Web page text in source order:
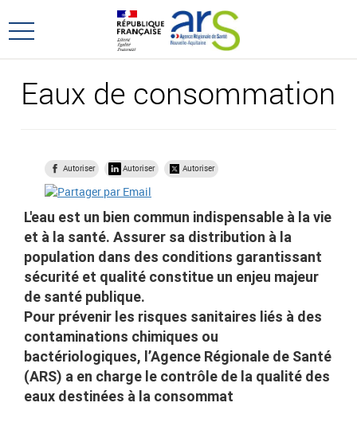
au
menu
au
contenu
Ouvrir
principal
Eaux de consommation
Autoriser Autoriser Autoriser
L'eau est un bien commun indispensable à la vie
et à la santé. Assurer sa distribution à la
population dans des conditions garantissant
sécurité et qualité constitue un enjeu majeur
de santé publique.
Pour prévenir les risques sanitaires liés à des
contaminations chimiques ou
bactériologiques, l’Agence Régionale de Santé
(ARS) a en charge le contrôle de la qualité des
eaux destinées à la consommat